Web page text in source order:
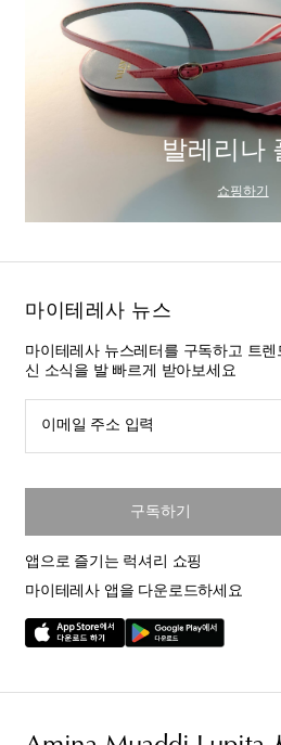
발레리나
쇼핑하기
마이테레사 뉴스
마이테레사 뉴스레터를 구독하고 트렌
신 소식을 발 빠르게 받아보세요
이메일 주소 입력
구독하기
앱으로 즐기는 럭셔리 쇼핑
마이테레사 앱을 다운로드하세요